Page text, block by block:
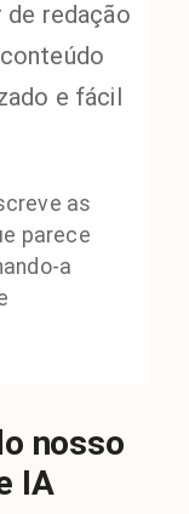
de redação
e fácil
as
parece
a
nosso
IA